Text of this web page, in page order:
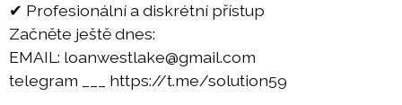
✔ Profesionální a diskrétní přístup
Začněte ještě dnes:
EMAIL: loanwestlake@gmail.com
telegram ___ https://t.me/solution59